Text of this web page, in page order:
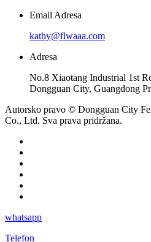
Email Adresa
kathy@flwaaa.com
Adresa
No.8 Xiaotang Industrial 1st
Dongguan City, Guangdong
Autorsko pravo © Dongguan City
Co., Ltd. Sva prava pridržana.
whatsapp
Telefon